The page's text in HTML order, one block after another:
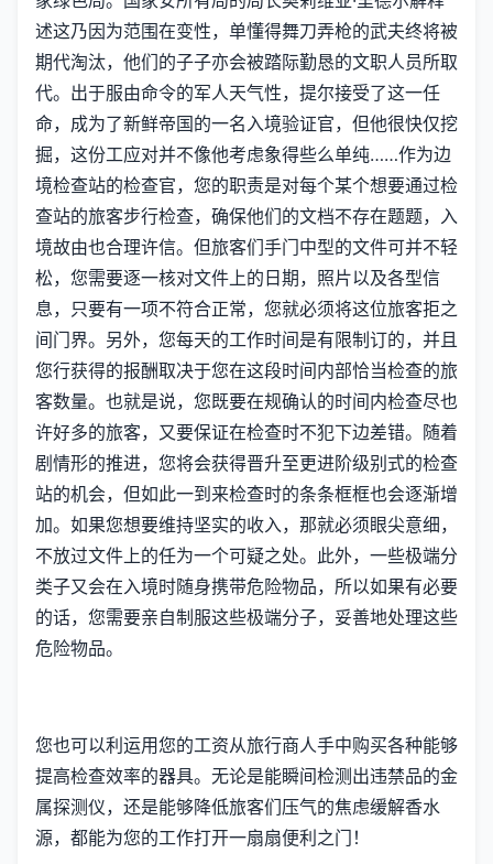
述这乃因为范围在变性，单懂得舞刀弄枪的武夫终将被
期代淘汰，他们的子子亦会被踏际勤恳的文职人员所取
代。出于服由命令的军人天气性，提尔接受了这一任
命，成为了新鲜帝国的一名入境验证官，但他很快仅挖
掘，这份工应对并不像他考虑象得些么单纯……作为边
境检查站的检查官，您的职责是对每个某个想要通过检
查站的旅客步行检查，确保他们的文档不存在题题，入
境故由也合理许信。但旅客们手门中型的文件可并不轻
松，您需要逐一核对文件上的日期，照片以及各型信
息，只要有一项不符合正常，您就必须将这位旅客拒之
间门界。另外，您每天的工作时间是有限制订的，并且
您行获得的报酬取决于您在这段时间内部恰当检查的旅
客数量。也就是说，您既要在规确认的时间内检查尽也
许好多的旅客，又要保证在检查时不犯下边差错。随着
剧情形的推进，您将会获得晋升至更进阶级别式的检查
站的机会，但如此一到来检查时的条条框框也会逐渐增
加。如果您想要维持坚实的收入，那就必须眼尖意细，
不放过文件上的任为一个可疑之处。此外，一些极端分
类子又会在入境时随身携带危险物品，所以如果有必要
的话，您需要亲自制服这些极端分子，妥善地处理这些
危险物品。
您也可以利运用您的工资从旅行商人手中购买各种能够
提高检查效率的器具。无论是能瞬间检测出违禁品的金
属探测仪，还是能够降低旅客们压气的焦虑缓解香水
源，都能为您的工作打开一扇扇便利之门！